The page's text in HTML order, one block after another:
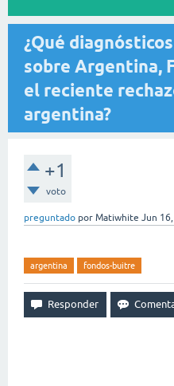
¿Qué
sobre Argentina,
el reciente
argentina?
+1
voto
preguntado por Matiwhite Jun
argentina fondos-buitre